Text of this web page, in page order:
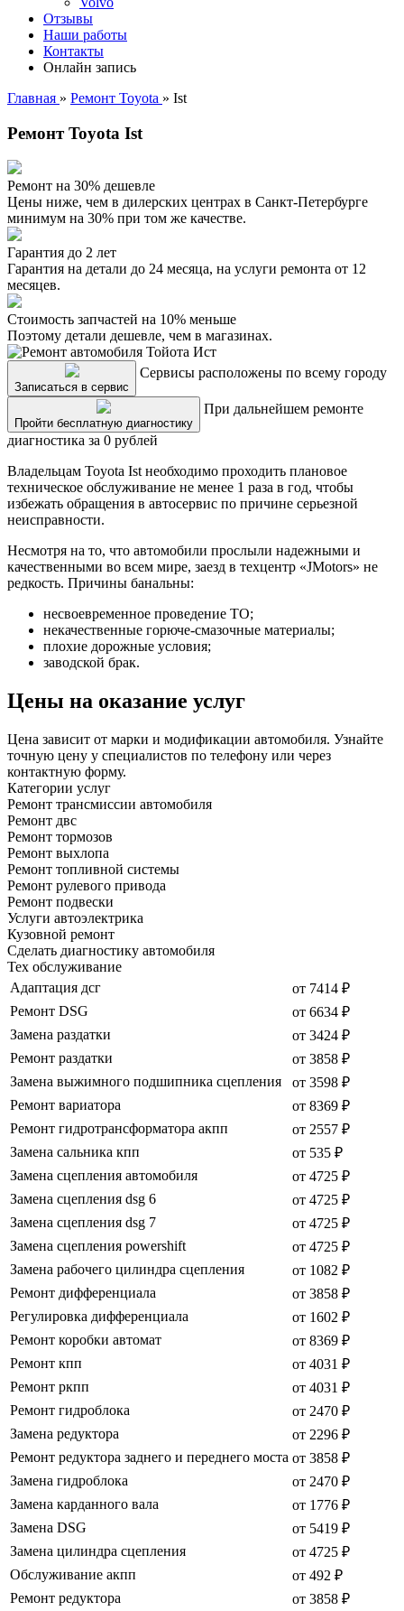
Отзывы
Наши работы
Контакты
Онлайн запись
Главная » Ремонт Toyota » Ist
Ремонт Toyota Ist
Ремонт на 30% дешевле
Цены ниже, чем в дилерских центрах в Санкт-Петербурге
минимум на 30% при том же качестве.
Гарантия до 2 лет
Гарантия на детали до 24 месяца, на услуги ремонта от 12
месяцев.
Стоимость запчастей на 10% меньше
Поэтому детали дешевле, чем в магазинах.
Записаться в сервис
Сервисы расположены по всему городу
Пройти бесплатную диагностику
При дальнейшем ремонте
диагностика за 0 рублей
Владельцам Toyota Ist необходимо проходить плановое
техническое обслуживание не менее 1 раза в год, чтобы
избежать обращения в автосервис по причине серьезной
неисправности.
Несмотря на то, что автомобили прослыли надежными и
качественными во всем мире, заезд в техцентр «JMotors» не
редкость. Причины банальны:
несвоевременное проведение ТО;
некачественные горюче-смазочные материалы;
плохие дорожные условия;
заводской брак.
Цены на оказание услуг
Цена зависит от марки и модификации автомобиля. Узнайте
точную цену у специалистов по телефону или через
контактную форму.
Категории услуг
Ремонт трансмиссии автомобиля
Ремонт двс
Ремонт тормозов
Ремонт выхлопа
Ремонт топливной системы
Ремонт рулевого привода
Ремонт подвески
Услуги автоэлектрика
Кузовной ремонт
Сделать диагностику автомобиля
Тех обслуживание
Адаптация дсг
от 7414 ₽
Ремонт DSG
от 6634 ₽
Замена раздатки
от 3424 ₽
Ремонт раздатки
от 3858 ₽
Замена выжимного подшипника сцепления
от 3598 ₽
Ремонт вариатора
от 8369 ₽
Ремонт гидротрансформатора акпп
от 2557 ₽
Замена сальника кпп
от 535 ₽
Замена сцепления автомобиля
от 4725 ₽
Замена сцепления dsg 6
от 4725 ₽
Замена сцепления dsg 7
от 4725 ₽
Замена сцепления powershift
от 4725 ₽
Замена рабочего цилиндра сцепления
от 1082 ₽
Ремонт дифференциала
от 3858 ₽
Регулировка дифференциала
от 1602 ₽
Ремонт коробки автомат
от 8369 ₽
Ремонт кпп
от 4031 ₽
Ремонт ркпп
от 4031 ₽
Ремонт гидроблока
от 2470 ₽
Замена редуктора
от 2296 ₽
Ремонт редуктора заднего и переднего моста от 3858 ₽
Замена гидроблока
от 2470 ₽
Замена карданного вала
от 1776 ₽
Замена DSG
от 5419 ₽
Замена цилиндра сцепления
от 4725 ₽
Обслуживание акпп
от 492 ₽
Ремонт редуктора
от 3858 ₽